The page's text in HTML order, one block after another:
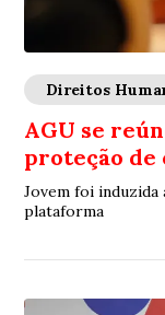
Direitos
AGU se
proteção de
Jovem foi
plataforma